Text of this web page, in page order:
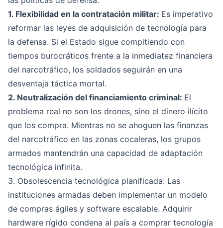
1. Flexibilidad en la contratación militar: Es imperativo
reformar las leyes de adquisición de tecnología para
la defensa. Si el Estado sigue compitiendo con
tiempos burocráticos frente a la inmediatez financiera
del narcotráfico, los soldados seguirán en una
desventaja táctica mortal.
2. Neutralización del financiamiento criminal: El
problema real no son los drones, sino el dinero ilícito
que los compra. Mientras no se ahoguen las finanzas
del narcotráfico en las zonas cocaleras, los grupos
armados mantendrán una capacidad de adaptación
tecnológica infinita.
3. Obsolescencia tecnológica planificada: Las
instituciones armadas deben implementar un modelo
de compras ágiles y software escalable. Adquirir
hardware rígido condena al país a comprar tecnología